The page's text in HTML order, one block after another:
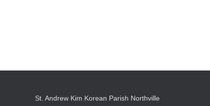
St. Andrew Kim Korean Parish Northville